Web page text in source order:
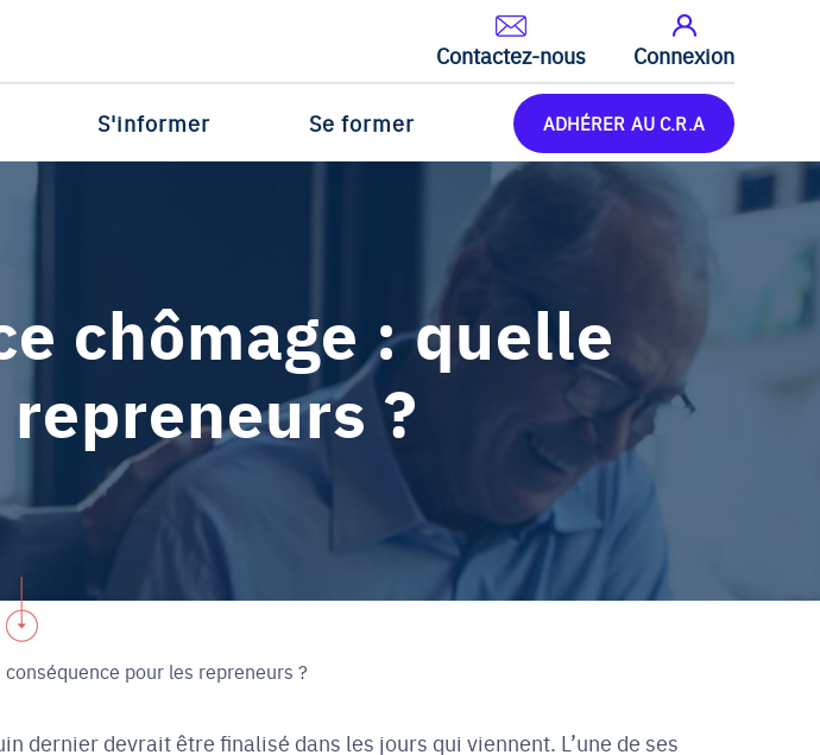
Contactez-nous Connexion
S'informer Se former ADHÉRER AU C.R.A
chômage : quelle
?
pour les repreneurs ?
dernier devrait être finalisé dans les jours qui viennent. L’une de ses